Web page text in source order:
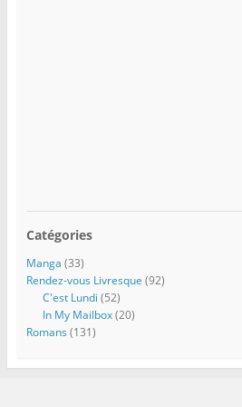
Catégories
Manga (33)
Rendez-vous Livresque (92)
C'est Lundi (52)
In My Mailbox(20)
Romans (131)